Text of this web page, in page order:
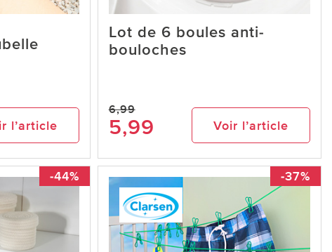
l’article
Lot de 6 boules anti-
bouloches
6,99
5,99 Voir l’article
-44% -37%